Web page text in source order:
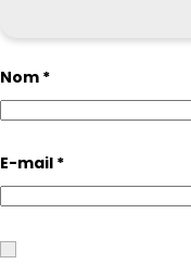
Nom *
E-mail *